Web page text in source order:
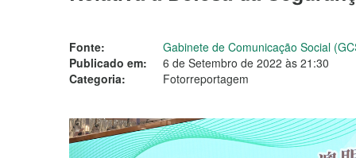
Fonte:
Gabinete de Comunicação Social
Publicado em:
6 de Setembro de 2022 às 21:30
Categoria:
Fotorreportagem